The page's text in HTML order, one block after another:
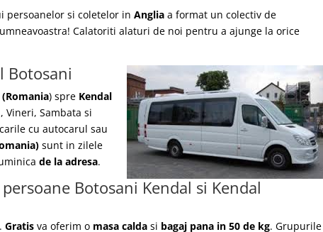
persoanelor si coletelor inAnglia a format un colectiv de
Calatoriti alaturi de noi pentru a ajunge la orice
Botosani
) spre Kendal
Vineri, Sambata si
cu autocarul sau
sunt in zilele
de la adresa.
Botosani Kendal si Kendal
.Gratis va oferim o masa calda si bagaj pana in 50 de kg. Grupurile